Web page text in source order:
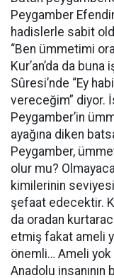
Peygamber
hadislerle sabit
“Ben ümmetimi
Kur’an’da da
Sûresi’nde “Ey
vereceğim” diyor.
Peygamber’in
ayağına diken
Peygamber,
olur mu?
kimilerinin
şefaat edecektir.
da oradan
etmiş fakat ameli
önemli… Ameli yok
Anadolu